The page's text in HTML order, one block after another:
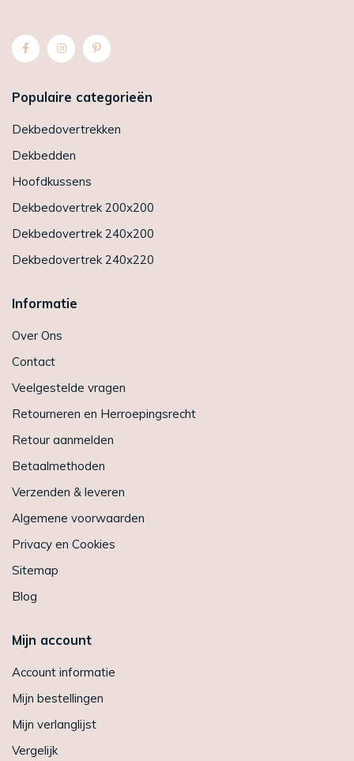
Populaire categorieën
Dekbedovertrekken
Dekbedden
Hoofdkussens
Dekbedovertrek 200x200
Dekbedovertrek 240x200
Dekbedovertrek 240x220
Informatie
Over Ons
Contact
Veelgestelde vragen
Retourneren en Herroepingsrecht
Retour aanmelden
Betaalmethoden
Verzenden & leveren
Algemene voorwaarden
Privacy en Cookies
Sitemap
Blog
Mijn account
Account informatie
Mijn bestellingen
Mijn verlanglijst
Vergelijk